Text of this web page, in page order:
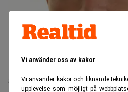
Vi använder oss av kakor
Vi använder kakor och liknande
upplevelse som möjligt på
SD välkomnar finansskatt -